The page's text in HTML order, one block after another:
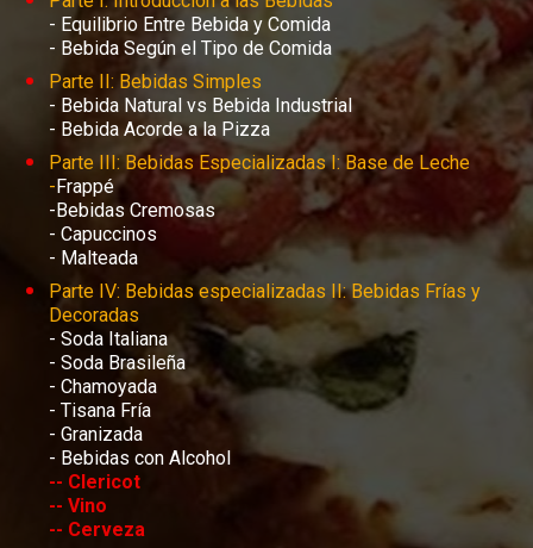
- Equilibrio Entre Bebida y Comida
- Bebida Según el Tipo de Comida
- Bebida Natural vs Bebida Industrial
- Bebida Acorde a la Pizza
Parte III: Bebidas Especializadas I: Base de Leche
-Frappé
-Bebidas Cremosas
- Capuccinos
- Malteada
Parte IV: Bebidas especializadas II: Bebidas Frías y
- Soda Italiana
- Soda Brasileña
- Chamoyada
- Tisana Fría
- Granizada
-- Clericot
-- Vino
-- Cerveza